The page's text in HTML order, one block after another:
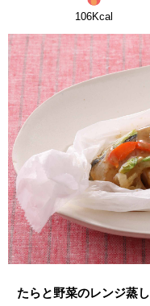
106Kcal
たらと野菜のレンジ蒸し